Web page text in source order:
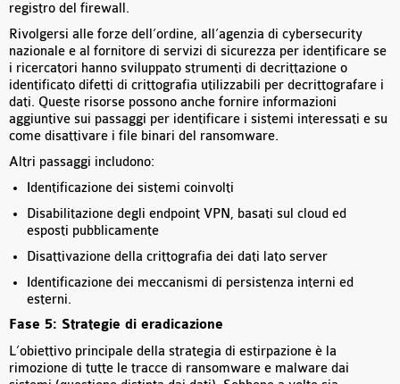
registro del firewall.
Rivolgersi alle forze dell’ordine, all’agenzia di cybersecurity
nazionale e al fornitore di servizi di sicurezza per identificare se
i ricercatori hanno sviluppato strumenti di decrittazione o
identificato difetti di crittografia utilizzabili per decrittografare i
dati. Queste risorse possono anche fornire informazioni
aggiuntive sui passaggi per identificare i sistemi interessati e su
come disattivare i file binari del ransomware.
Altri passaggi includono:
Identificazione dei sistemi coinvolti
Disabilitazione degli endpoint VPN, basati sul cloud ed
esposti pubblicamente
Disattivazione della crittografia dei dati lato server
Identificazione dei meccanismi di persistenza interni ed
esterni.
Fase 5: Strategie di eradicazione
L’obiettivo principale della strategia di estirpazione è la
rimozione di tutte le tracce di ransomware e malware dai